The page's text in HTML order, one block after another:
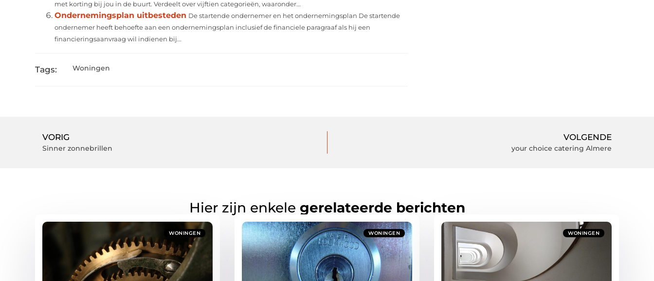
met korting bij jou in de buurt. Verdeelt over vijftien categorieën, waaronder...
Ondernemingsplan uitbesteden De startende ondernemer en het ondernemingsplan De startende
ondernemer heeft behoefte aan een ondernemingsplan inclusief de financiele paragraaf als hij een
financieringsaanvraag wil indienen bij...
Tags: Woningen
VORIG
Sinner zonnebrillen
VOLGENDE
your choice catering Almere
Hier zijn enkele gerelateerde berichten
WONINGEN WONINGEN WONINGEN